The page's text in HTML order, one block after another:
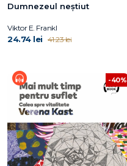
Dumnezeul neștiut
Viktor E. Frankl
24.74 lei 41.23 lei
-40%